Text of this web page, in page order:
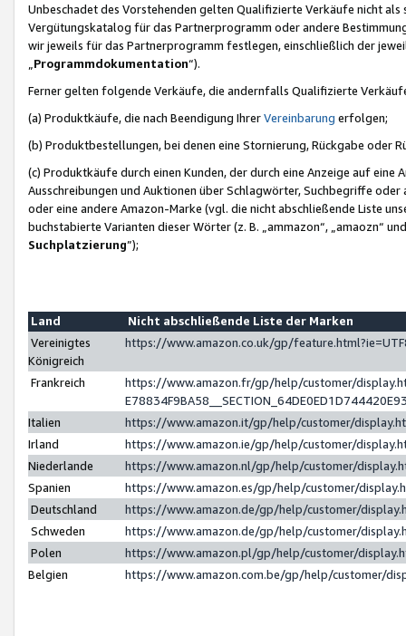
Unbeschadet des Vorstehenden gelten Qualifizierte Verkäufe nicht
Vergütungskatalog für das Partnerprogramm oder andere
wir jeweils für das Partnerprogramm festlegen, einschließlich der
Programmdokumentation“).
Ferner gelten folgende Verkäufe, die andernfalls Qualifizierte
(a) Produktkäufe, die nach Beendigung IhrerVereinbarung erfolgen;
(b) Produktbestellungen, bei denen eine Stornierung, Rückgabe oder
(c) Produktkäufe durch einen Kunden, der durch eine Anzeige auf
Ausschreibungen und Auktionen über Schlagwörter, Suchbegriffe
oder eine andere Amazon-Marke (vgl. die nicht abschließende Liste
buchstabierte Varianten dieser Wörter (z. B. „ammazon“, „amaozn“
Suchplatzierung”);
Land
Nicht abschließende Liste der Marken
Vereinigtes
Königreich
https://www.amazon.co.uk/gp/
Frankreich
https://www.amazon.fr/gp/help/customer/
Italien
https://www.amazon.it/gp/help/customer/
Irland
https://www.amazon.ie/gp/help/customer/
Niederlande
https://www.amazon.nl/gp/help/customer/
Spanien
https://www.amazon.es/gp/help/customer/
Deutschland
https://www.amazon.de/gp/help/customer/
Schweden
https://www.amazon.de/gp/help/customer/
Polen
https://www.amazon.pl/gp/help/customer/
Belgien
https://www.amazon.com.be/gp/help/customer/